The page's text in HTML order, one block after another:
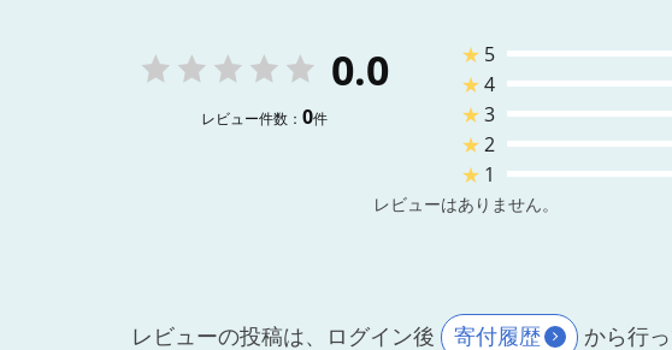
0.0
レビュー件数： 0件
★ 5
★4
★3
★2
★ 1
レビューはありません。
レビューの投稿は、ログイン後 寄付履歴 から行